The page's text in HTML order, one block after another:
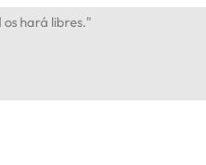
hará libres."